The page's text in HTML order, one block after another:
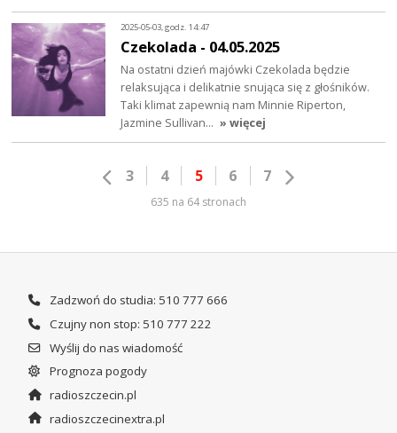
2025-05-03, godz. 14:47
Czekolada - 04.05.2025
Na ostatni dzień majówki Czekolada będzie
relaksująca i delikatnie snująca się z głośników.
Taki klimat zapewnią nam Minnie Riperton,
Jazmine Sullivan… » więcej
3 4 5 6 7
635 na 64 stronach
Zadzwoń do studia: 510 777 666
Czujny non stop: 510 777 222
Wyślij do nas wiadomość
Prognoza pogody
radioszczecin.pl
radioszczecinextra.pl